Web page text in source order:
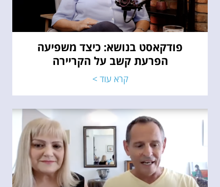
פודקאסט בנושא: כיצד משפיעה
הפרעת קשב על הקריירה​
קרא עוד >